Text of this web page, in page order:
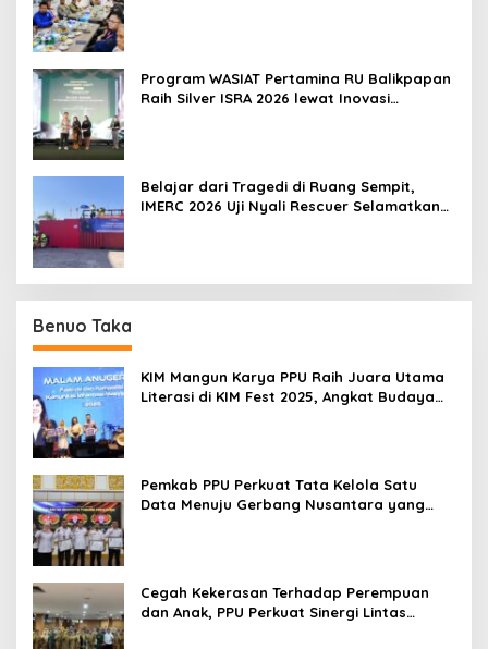
Program WASIAT Pertamina RU Balikpapan
Raih Silver ISRA 2026 lewat Inovasi
Belajar dari Tragedi di Ruang Sempit,
IMERC 2026 Uji Nyali Rescuer Selamatkan
Benuo Taka
KIM Mangun Karya PPU Raih Juara Utama
Literasi di KIM Fest 2025, Angkat Budaya
Pemkab PPU Perkuat Tata Kelola Satu
Data Menuju Gerbang Nusantara yang
Cegah Kekerasan Terhadap Perempuan
dan Anak, PPU Perkuat Sinergi Lintas